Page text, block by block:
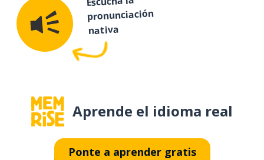
pronunciación
nativa
Aprende el idioma real
Ponte a aprender gratis